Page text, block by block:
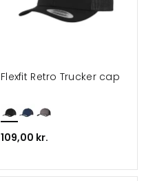
Flexfit Retro Trucker cap
109,00 kr.